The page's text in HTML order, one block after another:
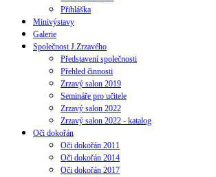
Přihláška
Minivýstavy
Galerie
Společnost J.Zrzavého
Představení společnosti
Přehled činnosti
Zrzavý salon 2019
Semináře pro učitele
Zrzavý salon 2022
Zrzavý salon 2022 - katalog
Oči dokořán
Oči dokořán 2011
Oči dokořán 2014
Oči dokořán 2017